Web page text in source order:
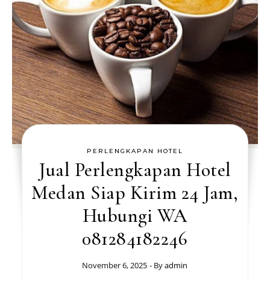
PERLENGKAPAN HOTEL
Jual Perlengkapan Hotel
Medan Siap Kirim 24 Jam,
Hubungi WA
081284182246
November 6, 2025 - Byadmin